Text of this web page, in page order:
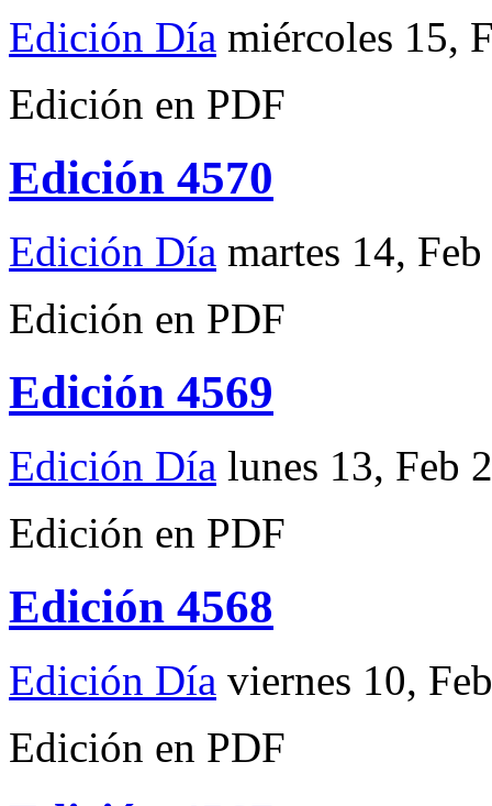
Edición Día miércoles 15,
Edición en PDF
Edición 4570
Edición Día martes 14,
Edición en PDF
Edición 4569
Edición Día lunes 13, Feb
Edición en PDF
Edición 4568
Edición Día viernes 10,
Edición en PDF